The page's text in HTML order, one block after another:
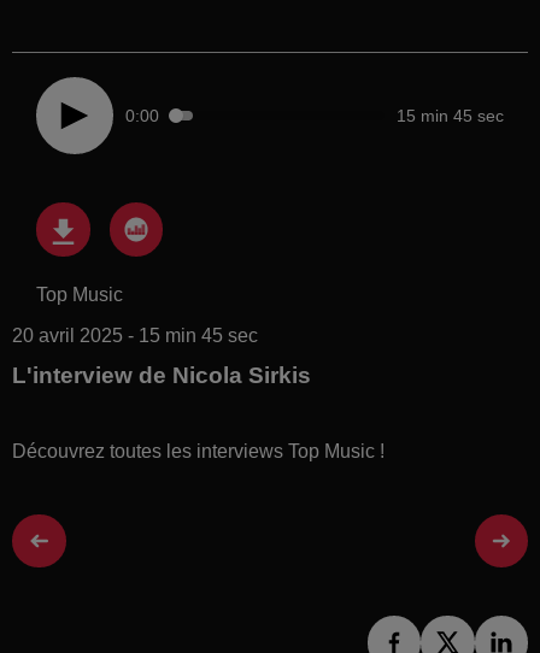
0:00 15 min 45 sec
Top Music
20 avril 2025 - 15 min 45 sec
L'interview de Nicola Sirkis
Découvrez toutes les interviews Top Music !